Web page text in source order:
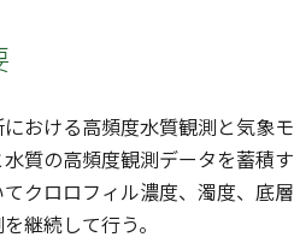
おける高頻度水質観測と気象モ
質の高頻度観測データを蓄積す
クロロフィル濃度、濁度、底層
継続して行う。